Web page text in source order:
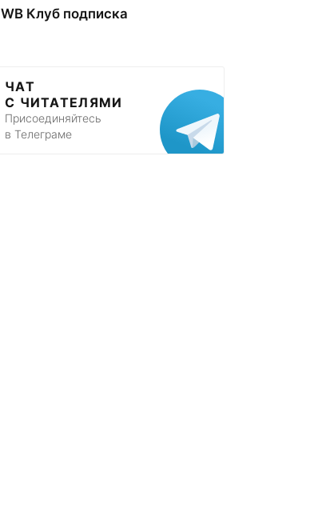
WB Клуб подписка
ЧАТ
С ЧИТАТЕЛЯМИ
Присоединяйтесь
в Телеграме